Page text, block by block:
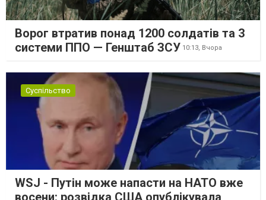
Ворог втратив понад 1200 солдатів та 3
системи ППО — Генштаб ЗСУ 10:13, Вчора
Суспільство
WSJ - Путін може напасти на НАТО вже